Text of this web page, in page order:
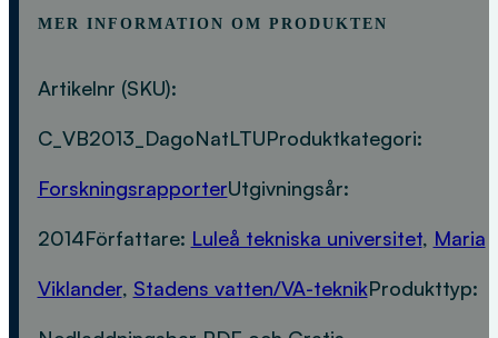
MER INFORMATION OM PRODUKTEN
Artikelnr (SKU):
C_VB2013_DagoNatLTUProduktkategori:
ForskningsrapporterUtgivningsår:
2014Författare: Luleå tekniska universitet, Maria
Viklander, Stadens vatten/VA-teknikProdukttyp: